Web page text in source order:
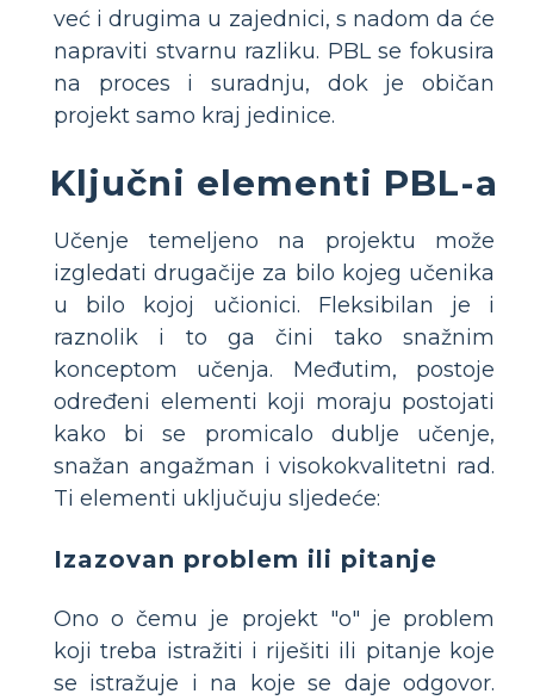
već i drugima u zajednici, s nadom da će
napraviti stvarnu razliku. PBL se fokusira
na proces i suradnju, dok je običan
projekt samo kraj jedinice.
Ključni elementi PBL-a
Učenje temeljeno na projektu može
izgledati drugačije za bilo kojeg učenika
u bilo kojoj učionici. Fleksibilan je i
raznolik i to ga čini tako snažnim
konceptom učenja. Međutim, postoje
određeni elementi koji moraju postojati
kako bi se promicalo dublje učenje,
snažan angažman i visokokvalitetni rad.
Ti elementi uključuju sljedeće:
Izazovan problem ili pitanje
Ono o čemu je projekt "o" je problem
koji treba istražiti i riješiti ili pitanje koje
se istražuje i na koje se daje odgovor.